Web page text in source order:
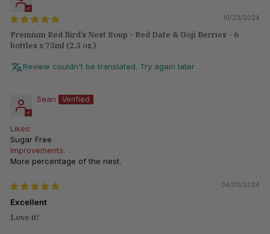
10/23/2024
Premium Red Bird’s Nest Soup - Red Date & Goji Berries - 6
bottles x 75ml (2.5 oz.)
Review couldn't be translated. Try again later
Sean
Likes:
Sugar Free
Improvements:
More percentage of the nest.
04/02/2024
Excellent
Love it!